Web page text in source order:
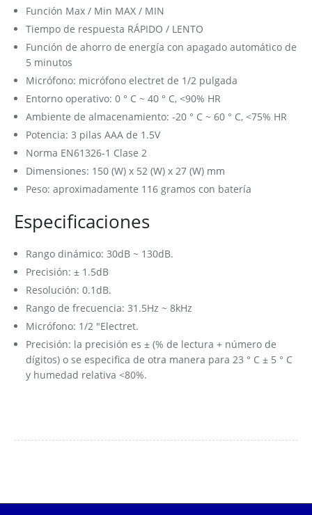
Función Max / Min MAX / MIN
Tiempo de respuesta RÁPIDO / LENTO
Función de ahorro de energía con apagado automático de
5 minutos
Micrófono: micrófono electret de 1/2 pulgada
Entorno operativo: 0 ° C ~ 40 ° C, <90% HR
Ambiente de almacenamiento: -20 ° C ~ 60 ° C, <75% HR
Potencia: 3 pilas AAA de 1.5V
Norma EN61326-1 Clase 2
Dimensiones: 150 (W) x 52 (W) x 27 (W) mm
Peso: aproximadamente 116 gramos con batería
Especificaciones
Rango dinámico: 30dB ~ 130dB.
Precisión: ± 1.5dB
Resolución: 0.1dB.
Rango de frecuencia: 31.5Hz ~ 8kHz
Micrófono: 1/2 "Electret.
Precisión: la precisión es ± (% de lectura + número de
dígitos) o se especifica de otra manera para 23 ° C ± 5 ° C
y humedad relativa <80%.